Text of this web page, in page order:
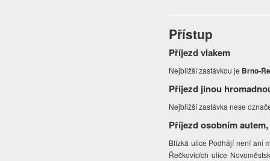
Přístup
Příjezd vlakem
Nejbližší zastávkou je Brno-
Příjezd jinou
Nejbližší zastávka nese
Příjezd osobním
Blízká ulice Podhájí není ani
Řečkovicích ulice